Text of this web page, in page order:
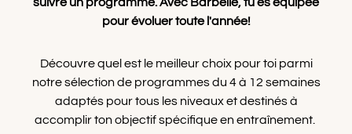
pour évoluer toute l'année!
Découvre quel est le meilleur choix pour toi parmi
notre sélection de programmes du 4 à 12 semaines
adaptés pour tous les niveaux et destinés à
accomplir ton objectif spécifique en entraînement.